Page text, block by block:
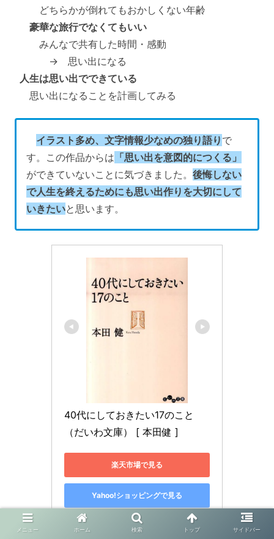
どちらかが倒れてもおかしくない年齢
豪華な旅行でなくてもいい
みんなで共有した時間・感動
→ 思い出になる
人生は思い出でできている
思い出になることを計画してみる
イラスト多め、文字情報少なめの独り語り で
す。この作品からは 「思い出を意図的につくる」
ができていないことに気づきました。後悔しない
で人生を終えるためにも思い出作りを大切にして
いきたいと思います。
40代にしておきたい17のこと
（だいわ文庫） [ 本田健 ]
楽天市場で見る
Yahoo!ショッピングで見る
メニュー ホーム 検索 トップ サイドバー